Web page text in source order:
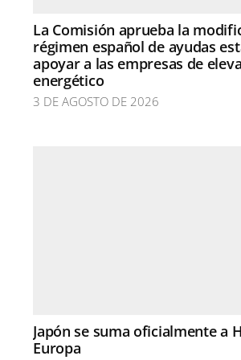
La Comisión aprueba la
régimen español de ayudas
apoyar a las empresas de
energético
3 DE AGOSTO DE 2026
Japón se suma oficialmente a
Europa